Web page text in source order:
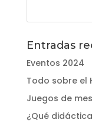
Entradas
Eventos 2024
Todo sobre el
Juegos de
¿Qué